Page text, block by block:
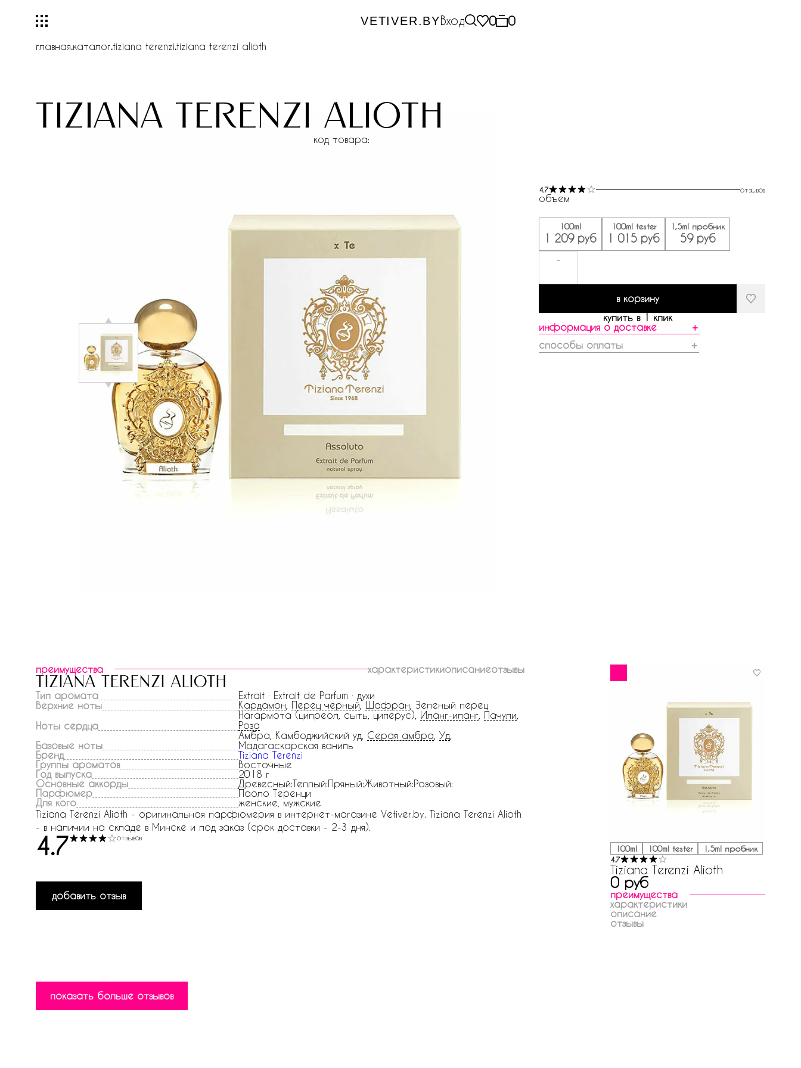
VETIVER.BYВход 0 0
главная.каталог.tiziana terenzi.tiziana terenzi alioth
tiziana terenzi alioth
код товара:
4.7 отзывов
объем
100ml
1 209 руб
100ml tester
1 015 руб
1,5ml пробник
59 руб
-
в корзину
купить в 1 клик
информация о доставке
＋
способы оплаты
＋
преимущества характеристикиописаниеотзывы
tiziana terenzi alioth
Тип аромата
Extrait · Extrait de Parfum · духи
Верхние ноты
Кардамон Перец черный, Шафран , Зеленый перец
Ноты сердца
Нагармота (ципреол, сыть, циперус), Иланг-иланг Пачули
Роза
Базовые ноты
Амбра, Камбоджийский уд, Серая амбра ,Уд
Мадагаскарская ваниль
Бренд
Tiziana Terenzi
Группы ароматов
Восточные
Год выпуска
2018 г
Основные аккорды
Древесный:Теплый:Пряный:Животный:Розовый:
Парфюмер
Паоло Теренци
Для кого
женские, мужские
Tiziana Terenzi Alioth - оригинальная парфюмерия в интернет-магазине Vetiver.by. Tiziana Terenzi Alioth
- в наличии на складе в Минске и под заказ (срок доставки - 2-3 дня).
4.7 отзывов
добавить отзыв
показать больше отзывов
100ml 100ml tester 1,5ml пробник
4.7
Tiziana Terenzi Alioth
0 руб
преимущества
характеристики
описание
отзывы